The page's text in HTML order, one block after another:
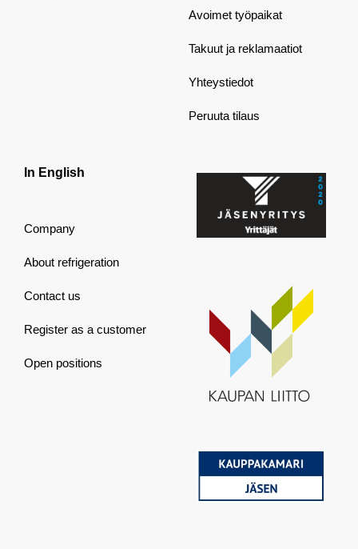
Avoimet työpaikat
Takuut ja reklamaatiot
Yhteystiedot
Peruuta tilaus
In English
Company
About refrigeration
Contact us
Register as a customer
Open positions